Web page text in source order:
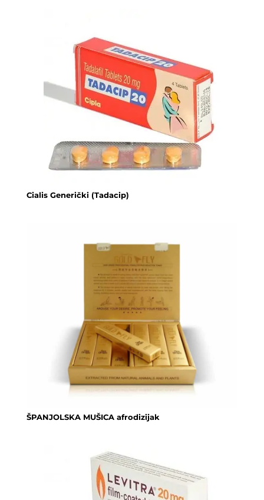
Cialis Generički (Tadacip)
ŠPANJOLSKA MUŠICA afrodizijak